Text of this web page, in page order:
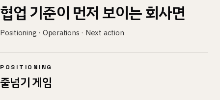
협업 기준이 먼저 보이는 회사면
Positioning · Operations · Next action
POSITIONING
줄넘기 게임